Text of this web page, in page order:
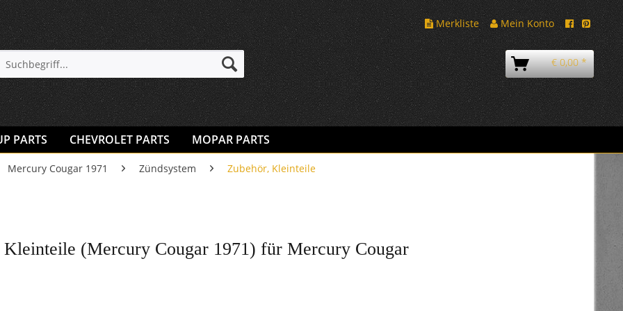
Merkliste Mein Konto
€ 0,00 *
PARTS CHEVROLET PARTS MOPAR PARTS
Mercury Cougar 1971 Zündsystem Zubehör, Kleinteile
Kleinteile (Mercury Cougar 1971) für Mercury Cougar